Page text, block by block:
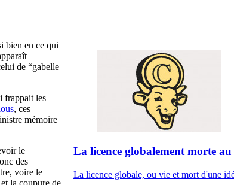
La licence globalement morte au
La licence globale, ou vie et mort d'une
bien en ce qui
de “gabelle
frappait les
, ces
mémoire
le
des
voire le
la coupure de